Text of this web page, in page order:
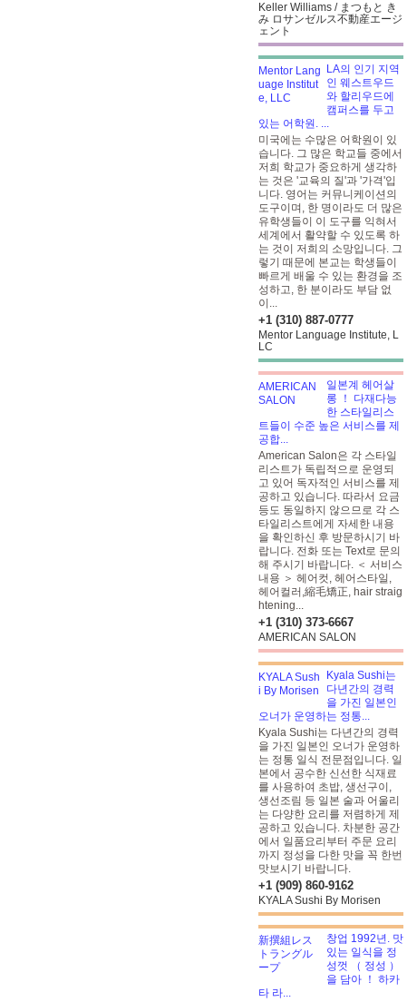
Keller Williams / まつもと き
み ロサンゼルス不動産エージ
ェント
LA의 인기 지역
인 웨스트우드
와 할리우드에
캠퍼스를 두고
있는 어학원. ...
미국에는 수많은 어학원이 있
습니다. 그 많은 학교들 중에서
저희 학교가 중요하게 생각하
는 것은 '교육의 질'과 '가격'입
니다. 영어는 커뮤니케이션의
도구이며, 한 명이라도 더 많은
유학생들이 이 도구를 익혀서
세계에서 활약할 수 있도록 하
는 것이 저희의 소망입니다. 그
렇기 때문에 본교는 학생들이
빠르게 배울 수 있는 환경을 조
성하고, 한 분이라도 부담 없
이...
+1 (310) 887-0777
Mentor Language Institute, L
LC
일본계 헤어살
롱 ！ 다재다능
한 스타일리스
트들이 수준 높은 서비스를 제
공합...
American Salon은 각 스타일
리스트가 독립적으로 운영되
고 있어 독자적인 서비스를 제
공하고 있습니다. 따라서 요금
등도 동일하지 않으므로 각 스
타일리스트에게 자세한 내용
을 확인하신 후 방문하시기 바
랍니다. 전화 또는 Text로 문의
해 주시기 바랍니다. ＜ 서비스
내용 ＞ 헤어컷, 헤어스타일,
헤어컬러,縮毛矯正, hair straig
htening...
+1 (310) 373-6667
AMERICAN SALON
Kyala Sushi는
다년간의 경력
을 가진 일본인
오너가 운영하는 정통...
Kyala Sushi는 다년간의 경력
을 가진 일본인 오너가 운영하
는 정통 일식 전문점입니다. 일
본에서 공수한 신선한 식재료
를 사용하여 초밥, 생선구이,
생선조림 등 일본 술과 어울리
는 다양한 요리를 저렴하게 제
공하고 있습니다. 차분한 공간
에서 일품요리부터 주문 요리
까지 정성을 다한 맛을 꼭 한번
맛보시기 바랍니다.
+1 (909) 860-9162
KYALA Sushi By Morisen
창업 1992년. 맛
있는 일식을 정
성껏 （ 정성 ）
을 담아 ！ 하카
타 라...